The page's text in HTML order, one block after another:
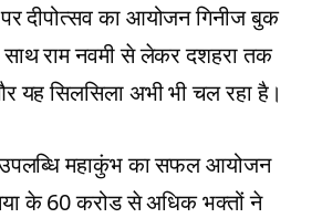
दीपोत्सव का आयोजन गिनीज बुक
साथ राम नवमी से लेकर दशहरा तक
यह सिलसिला अभी भी चल रहा है।
उपलब्धि महाकुंभ का सफल आयोजन
के 60 करोड से अधिक भक्तों ने